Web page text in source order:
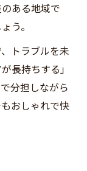
ある地域で
う。
トラブルを未
長持ちする」
分担しながら
おしゃれで快